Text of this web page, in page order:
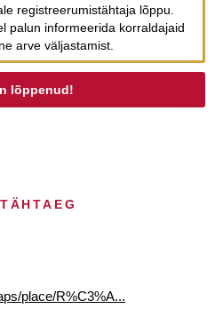
registreerumistähtaja lõppu.
palun informeerida korraldajaid
arve väljastamist.
lõppenud!
place/R%C3%A...